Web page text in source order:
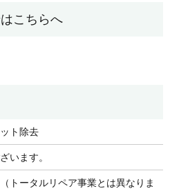
ト除去
います。
トータルリペア事業とは異なりま